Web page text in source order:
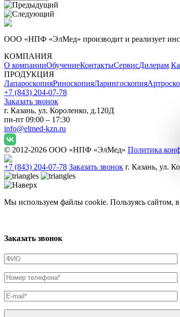
ООО «НПФ «ЭлМед» производит и реализует
КОМПАНИЯ
О компанииОбучениеКонтактыСервисДилерам
ПРОДУКЦИЯ
ЛапароскопияРиноскопияЛарингоскопия
+7 (843) 204-07-78
Заказать звонок
г. Казань, ул. Короленко, д.120Д
пн-пт 09:00 – 17:30
info@elmed-kzn.ru
© 2012-2026 ООО «НПФ «ЭлМед» Политика
+7 (843) 204-07-78 Заказать звонок г. Казань, ул.
Мы используем файлы cookie. Пользуясь сайтом,
Заказать звонок